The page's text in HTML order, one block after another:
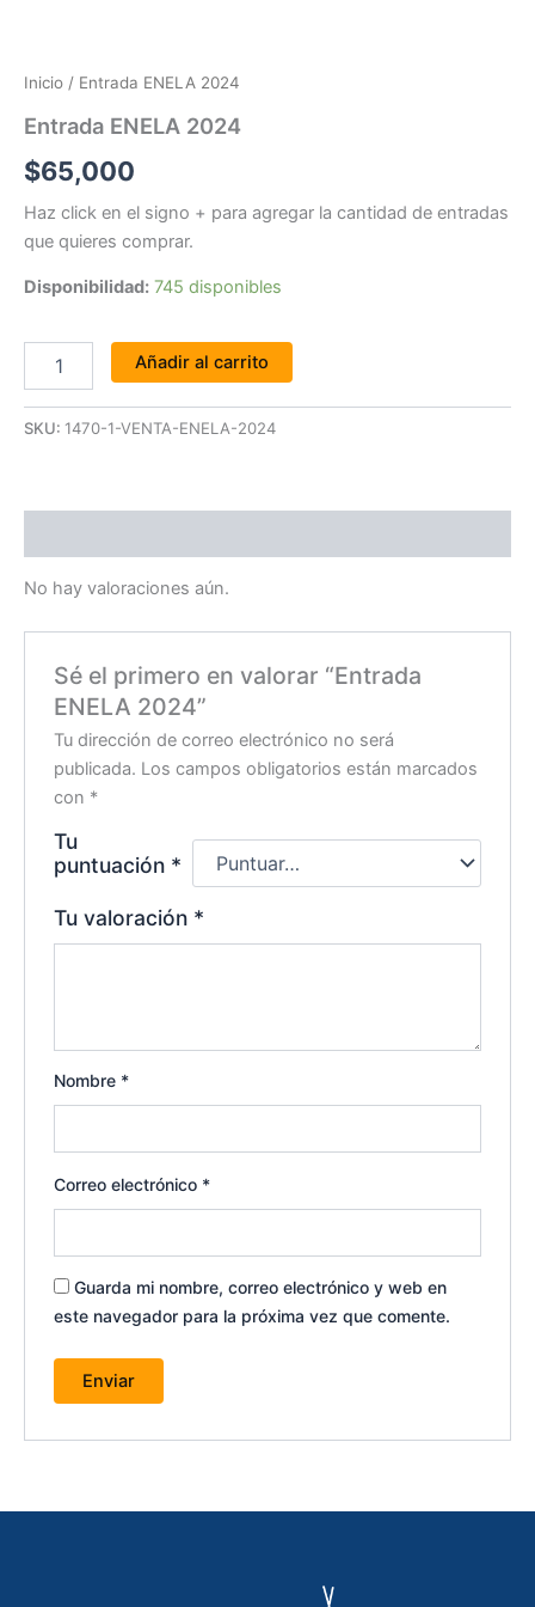
Inicio / Entrada ENELA 2024
Entrada ENELA 2024
$65,000
Haz click en el signo + para agregar la cantidad de entradas
que quieres comprar.
Disponibilidad: 745 disponibles
Añadir al carrito
SKU: 1470-1-VENTA-ENELA-2024
No hay valoraciones aún.
Sé el primero en valorar “Entrada
ENELA 2024”
Tu dirección de correo electrónico no será
publicada. Los campos obligatorios están marcados
con *
Tu
puntuación *
Tu valoración *
Nombre *
Correo electrónico *
Guarda mi nombre, correo electrónico y web en
este navegador para la próxima vez que comente.